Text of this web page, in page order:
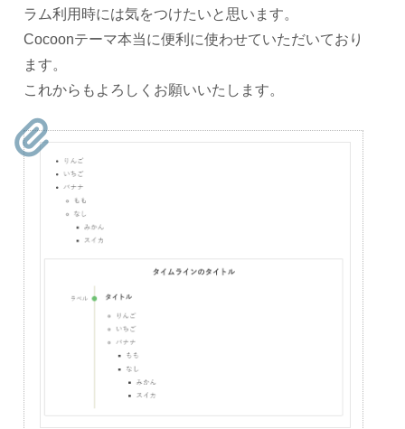
ラム利用時には気をつけたいと思います。
Cocoonテーマ本当に便利に使わせていただいており
ます。
これからもよろしくお願いいたします。